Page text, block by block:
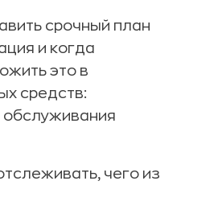
срочный план
и когда
это в
средств:
обслуживания
чего из